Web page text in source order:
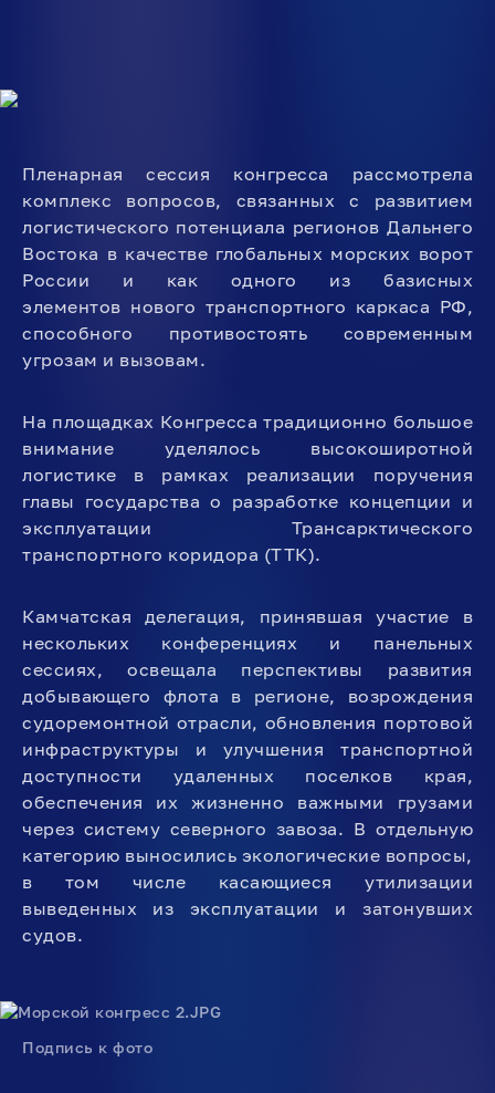
Пленарная сессия конгресса рассмотрела
комплекс вопросов, связанных с развитием
логистического потенциала регионов Дальнего
Востока в качестве глобальных морских ворот
России и как одного из базисных
элементов нового транспортного каркаса РФ,
способного противостоять современным
угрозам и вызовам.
На площадках Конгресса традиционно большое
внимание уделялось высокоширотной
логистике в рамках реализации поручения
главы государства о разработке концепции и
эксплуатации Трансарктического
транспортного коридора (ТТК).
Камчатская делегация, принявшая участие в
нескольких конференциях и панельных
сессиях, освещала перспективы развития
добывающего флота в регионе, возрождения
судоремонтной отрасли, обновления портовой
инфраструктуры и улучшения транспортной
доступности удаленных поселков края,
обеспечения их жизненно важными грузами
через систему северного завоза. В отдельную
категорию выносились экологические вопросы,
в том числе касающиеся утилизации
выведенных из эксплуатации и затонувших
судов.
Подпись к фото